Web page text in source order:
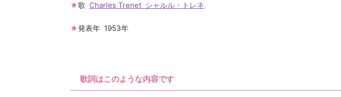
★歌 Charles Trenet シャルル・トレネ
★発表年 1953年
歌詞はこのような内容です